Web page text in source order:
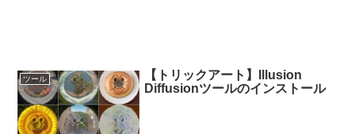
ツール
【トリックアート】Illusion
Diffusionツールのインストール